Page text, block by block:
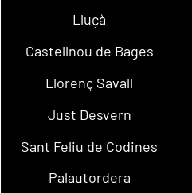
Lluçà
Castellnou de Bages
Llorenç Savall
Just Desvern
Sant Feliu de Codines
Palautordera